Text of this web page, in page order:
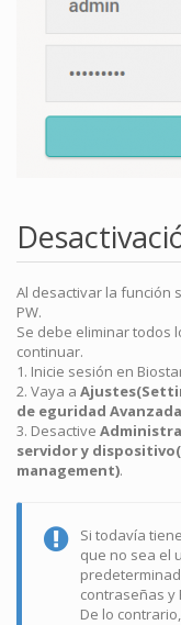
Al desactivar la función
PW.
Se debe eliminar todos
continuar.
1. Inicie sesión en
2. Vaya a
de eguridad
3. Desactive
servidor y
management).
Si todavía
que no sea el
contraseñas y
De lo